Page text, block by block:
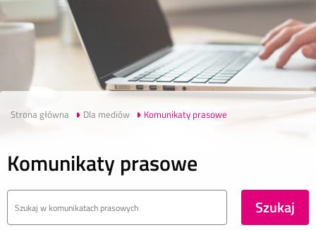
gu
j
si
ę
Strona główna Dla mediów Komunikaty prasowe
Komunikaty prasowe